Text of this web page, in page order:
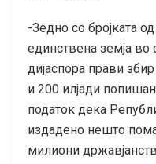
-Зедно со бројката
единствена земја
дијаспора прави
и 200 илјади
податок дека
издадено нешто
милиони